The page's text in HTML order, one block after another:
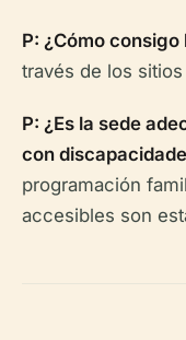
P: ¿Cómo
través de los
P: ¿Es la sede
con
programación
accesibles son